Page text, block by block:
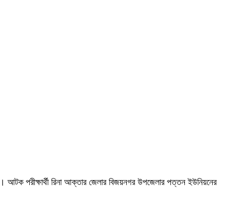
আটক পরীক্ষার্থী রিনা আক্তার জেলার বিজয়নগর উপজেলার পত্তন ইউনিয়নের